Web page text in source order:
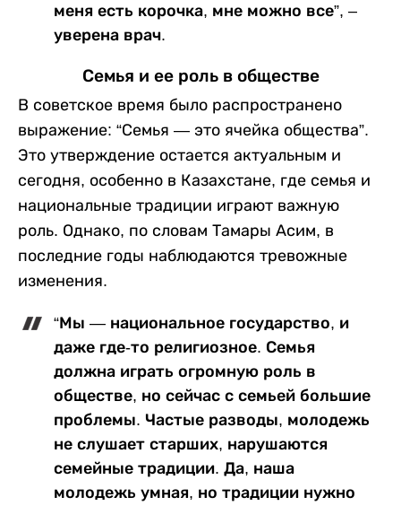
меня есть корочка, мне можно все”, –
уверена врач.
Семья и ее роль в обществе
В советское время было распространено
выражение: “Семья — это ячейка общества”.
Это утверждение остается актуальным и
сегодня, особенно в Казахстане, где семья и
национальные традиции играют важную
роль. Однако, по словам Тамары Асим, в
последние годы наблюдаются тревожные
изменения.
“Мы — национальное государство, и
даже где-то религиозное. Семья
должна играть огромную роль в
обществе, но сейчас с семьей большие
проблемы. Частые разводы, молодежь
не слушает старших, нарушаются
семейные традиции. Да, наша
молодежь умная, но традиции нужно